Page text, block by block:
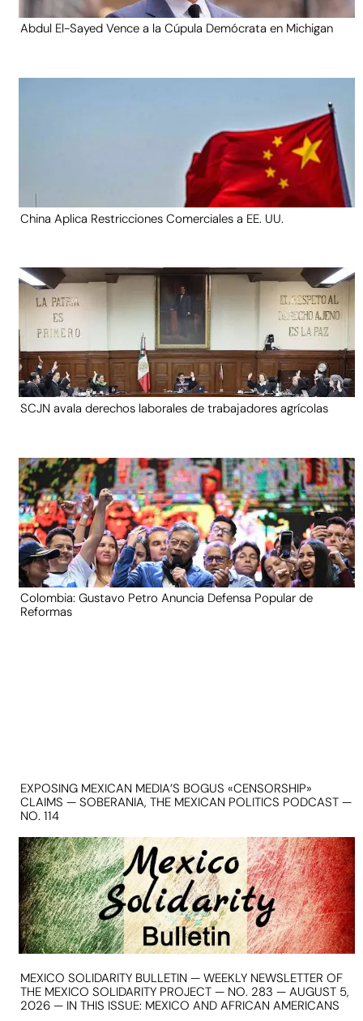
Abdul El-Sayed Vence a la Cúpula Demócrata en Michigan
China Aplica Restricciones Comerciales a EE. UU.
SCJN avala derechos laborales de trabajadores agrícolas
Colombia: Gustavo Petro Anuncia Defensa Popular de
Reformas
EXPOSING MEXICAN MEDIA’S BOGUS «CENSORSHIP»
CLAIMS — SOBERANIA, THE MEXICAN POLITICS PODCAST —
NO. 114
MEXICO SOLIDARITY BULLETIN — WEEKLY NEWSLETTER OF
THE MEXICO SOLIDARITY PROJECT — NO. 283 — AUGUST 5,
2026 — IN THIS ISSUE: MEXICO AND AFRICAN AMERICANS